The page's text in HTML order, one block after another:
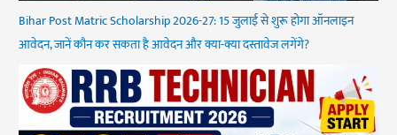
Bihar Post Matric Scholarship 2026-27: 15 जुलाई से शुरू होगा ऑनलाइन
आवेदन, जानें कौन कर सकता है आवेदन और क्या-क्या दस्तावेज लगेंगे?